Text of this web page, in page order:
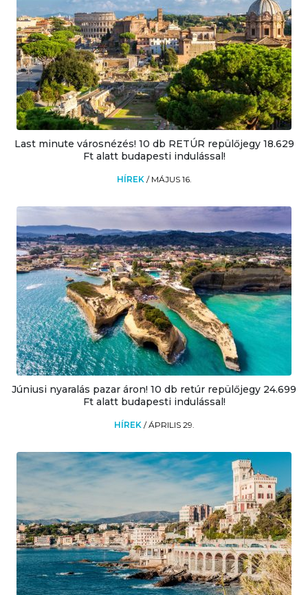
Last minute városnézés! 10 db RETÚR repülőjegy 18.629
Ft alatt budapesti indulással!
HÍREK / MÁJUS 16.
Júniusi nyaralás pazar áron! 10 db retúr repülőjegy 24.699
Ft alatt budapesti indulással!
HÍREK /ÁPRILIS 29.